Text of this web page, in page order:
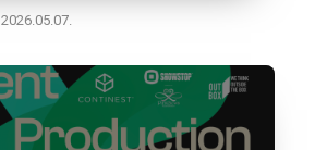
2026.05.07.